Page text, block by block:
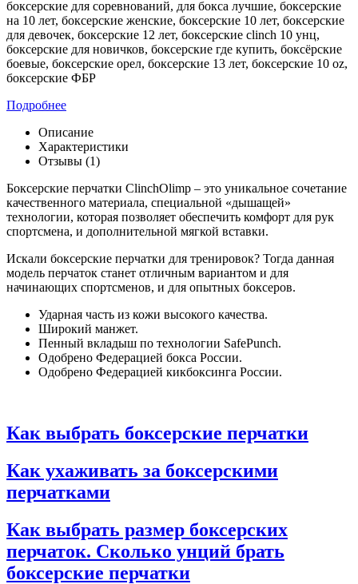
боксерские для соревнований, для бокса лучшие, боксерские
на 10 лет, боксерские женские, боксерские 10 лет, боксерские
для девочек, боксерские 12 лет, боксерские clinch 10 унц,
боксерские для новичков, боксерские где купить, боксёрские
боевые, боксерские орел, боксерские 13 лет, боксерские 10 oz,
боксерские ФБР
Подробнее
Описание
Характеристики
Отзывы (1)
Боксерские перчатки ClinchOlimp – это уникальное сочетание
качественного материала, специальной «дышащей»
технологии, которая позволяет обеспечить комфорт для рук
спортсмена, и дополнительной мягкой вставки.
Искали боксерские перчатки для тренировок? Тогда данная
модель перчаток станет отличным вариантом и для
начинающих спортсменов, и для опытных боксеров.
Ударная часть из кожи высокого качества.
Широкий манжет.
Пенный вкладыш по технологии SafePunch.
Одобрено Федерацией бокса России.
Одобрено Федерацией кикбоксинга России.
Как выбрать боксерские перчатки
Как ухаживать за боксерскими
перчатками
Как выбрать размер боксерских
перчаток. Сколько унций брать
боксерские перчатки